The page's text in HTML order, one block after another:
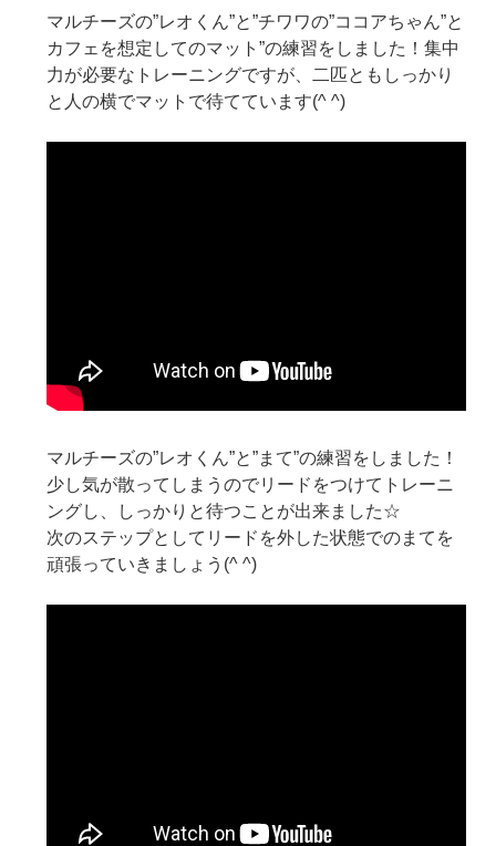
マルチーズの”レオくん”と”チワワの”ココアちゃん”と
カフェを想定してのマット”の練習をしました！集中
力が必要なトレーニングですが、二匹ともしっかり
と人の横でマットで待てています(^ ^)
マルチーズの”レオくん”と”まて”の練習をしました！
少し気が散ってしまうのでリードをつけてトレーニ
ングし、しっかりと待つことが出来ました☆
次のステップとしてリードを外した状態でのまてを
頑張っていきましょう(^ ^)